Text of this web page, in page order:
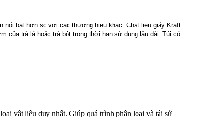
nổi bật hơn so với các thương hiệu khác. Chất liệu giấy Kraft
của trà lá hoặc trà bột trong thời hạn sử dụng lâu dài. Túi có
vật liệu duy nhất. Giúp quá trình phân loại và tái sử